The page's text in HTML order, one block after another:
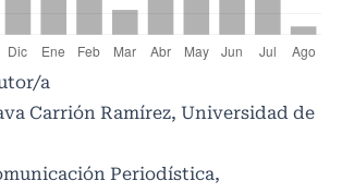
a
Carrión Ramírez, Universidad de
Periodística,